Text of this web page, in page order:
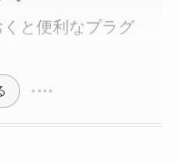
と便利なプラグ